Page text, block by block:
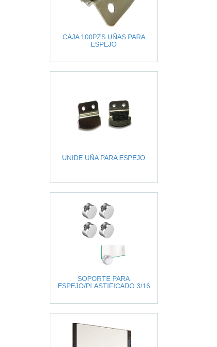
CAJA 100PZS UÑAS PARA
ESPEJO
UNIDE UÑA PARA ESPEJO
SOPORTE PARA
ESPEJO/PLASTIFICADO 3/16